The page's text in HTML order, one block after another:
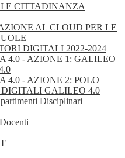
E CITTADINANZA
AL CLOUD PER LE
DIGITALI 2022-2024
4.0 - AZIONE 1: GALILEO
4.0 - AZIONE 2: POLO
GALILEO 4.0
Disciplinari